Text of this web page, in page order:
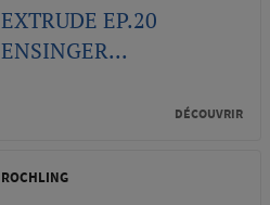
EXTRUDE EP.20
ENSINGER...
DÉCOUVRIR
ROCHLING